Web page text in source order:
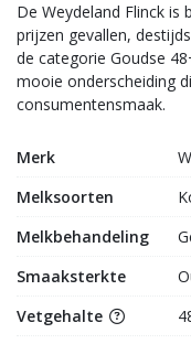
De Weydeland Flinck is
prijzen gevallen,
de categorie Goudse
mooie onderscheiding
consumentensmaak.
Merk
Melksoorten
Melkbehandeling
Smaaksterkte
Vetgehalte